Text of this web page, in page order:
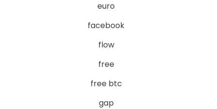
euro
facebook
flow
free
free btc
gap